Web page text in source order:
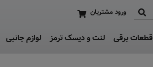
ورود مشتریان
قطعات برقی لنت و دیسک ترمز لوازم جانبی